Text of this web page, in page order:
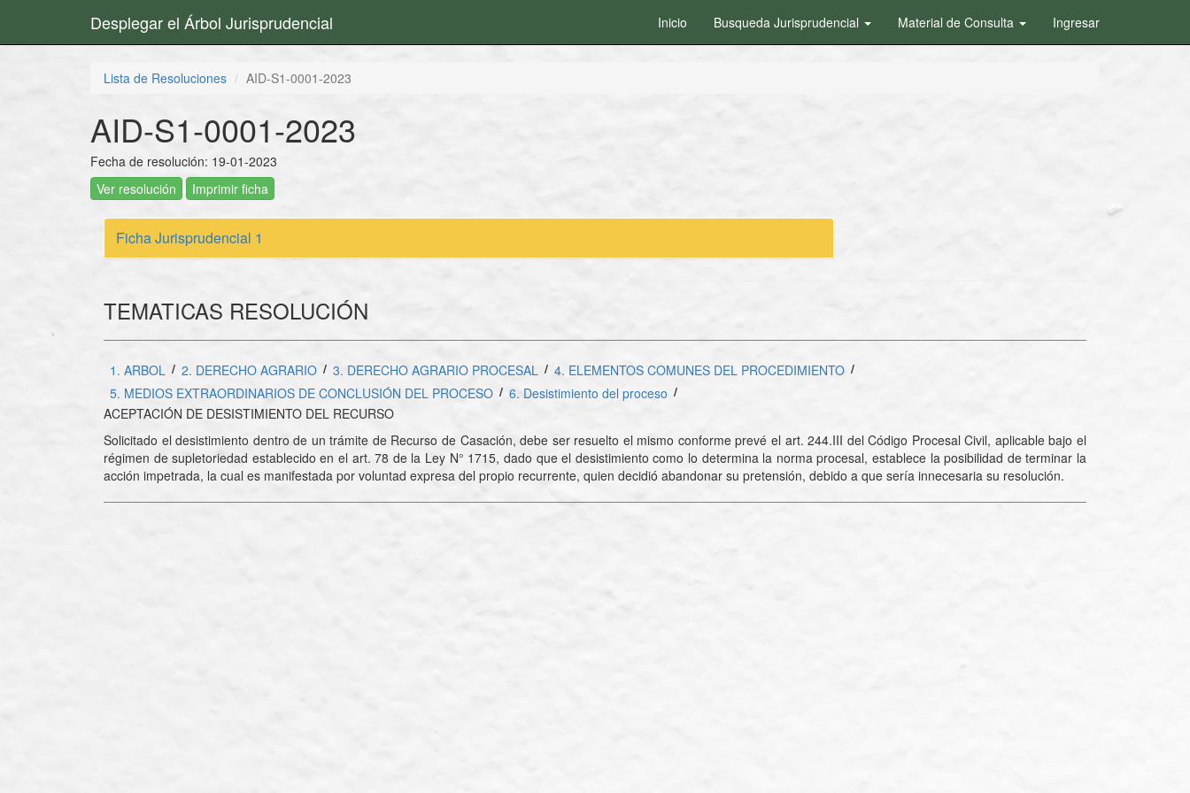
Desplegar el Árbol Jurisprudencial Inicio Busqueda Jurisprudencial Material de Consulta Ingresar
Lista de Resoluciones AID-S1-0001-2023
AID-S1-0001-2023
Fecha de resolución: 19-01-2023
Ver resolución
Imprimir ficha
Ficha Jurisprudencial 1
TEMATICAS RESOLUCIÓN
1. ARBOL / 2. DERECHO AGRARIO / 3. DERECHO AGRARIO PROCESAL / 4. ELEMENTOS COMUNES DEL PROCEDIMIENTO /
5. MEDIOS EXTRAORDINARIOS DE CONCLUSIÓN DEL PROCESO / 6. Desistimiento del proceso /
ACEPTACIÓN DE DESISTIMIENTO DEL RECURSO
Solicitado el desistimiento dentro de un trámite de Recurso de Casación, debe ser resuelto el mismo conforme prevé el art. 244.III del Código Procesal Civil, aplicable bajo el
régimen de supletoriedad establecido en el art. 78 de la Ley N° 1715, dado que el desistimiento como lo determina la norma procesal, establece la posibilidad de terminar la
acción impetrada, la cual es manifestada por voluntad expresa del propio recurrente, quien decidió abandonar su pretensión, debido a que sería innecesaria su resolución.